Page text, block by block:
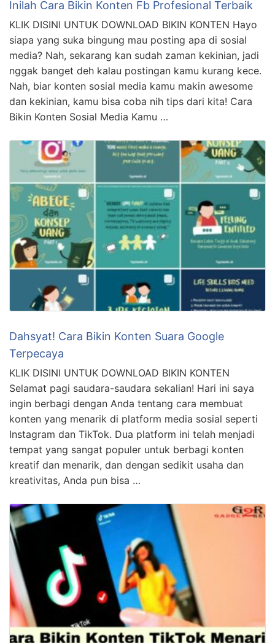
Inilah Cara Bikin Konten Fb Profesional Terbaik
KLIK DISINI UNTUK DOWNLOAD BIKIN KONTEN Hayo
siapa yang suka bingung mau posting apa di sosial
media? Nah, sekarang kan sudah zaman kekinian, jadi
nggak banget deh kalau postingan kamu kurang kece.
Nah, biar konten sosial media kamu makin awesome
dan kekinian, kamu bisa coba nih tips dari kita! Cara
Bikin Konten Sosial Media Kamu …
Dahsyat! Cara Bikin Konten Suara Google
Terpecaya
KLIK DISINI UNTUK DOWNLOAD BIKIN KONTEN
Selamat pagi saudara-saudara sekalian! Hari ini saya
ingin berbagi dengan Anda tentang cara membuat
konten yang menarik di platform media sosial seperti
Instagram dan TikTok. Dua platform ini telah menjadi
tempat yang sangat populer untuk berbagi konten
kreatif dan menarik, dan dengan sedikit usaha dan
kreativitas, Anda pun bisa …